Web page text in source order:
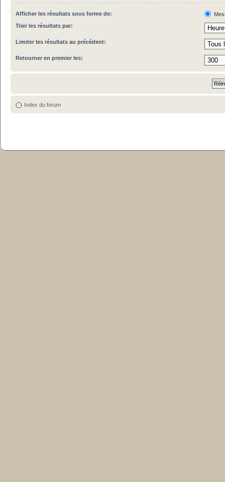
Afficher les résultats sous forme de:
Trier les résultats par:
Limiter les résultats au précédent:
Retourner en premier les:
Index du forum